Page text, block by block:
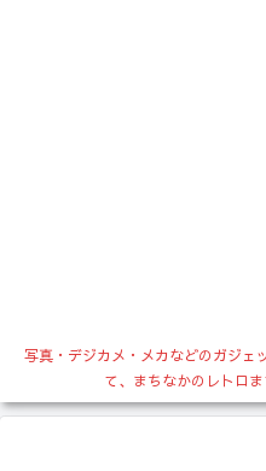
写真・デジカメ・メカなどのガジェ
て、まちなかのレトロ